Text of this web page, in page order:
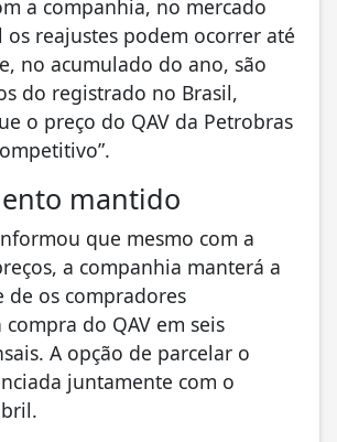
a companhia, no mercado
reajustes podem ocorrer até
no acumulado do ano, são
do registrado no Brasil,
o preço do QAV da Petrobras
mantido
que mesmo com a
a companhia manterá a
de os compradores
do QAV em seis
A opção de parcelar o
juntamente com o